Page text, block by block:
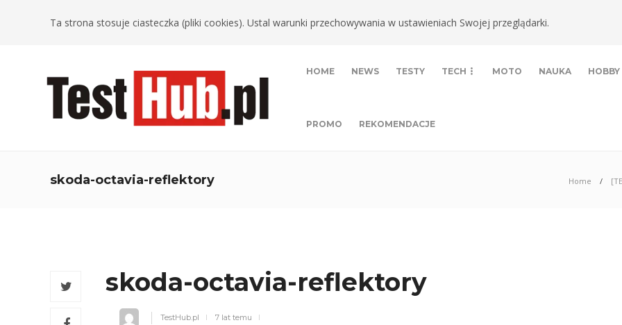
Ta strona stosuje ciasteczka (pliki cookies). Ustal warunki przechowywania w ustawieniach Swojej przeglądarki.
HOME NEWS TESTY TECH MOTO NAUKA HOBBY
PROMO REKOMENDACJE
skoda-octavia-reflektory Home
skoda-octavia-reflektory
TestHub.pl 7 lat temu